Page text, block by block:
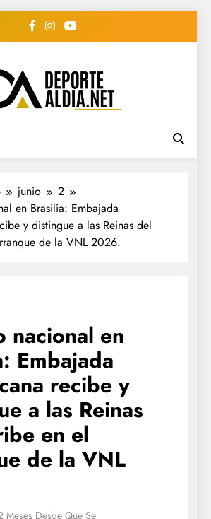
• DEPORTE AL DIA •
Deportivo
#deportealdiaperiodico
junio
2
en Brasilia: Embajada
y distingue a las Reinas del
de la VNL 2026.
nacional en
Embajada
recibe y
a las Reinas
en el
de la VNL
Meses Desde Que Se